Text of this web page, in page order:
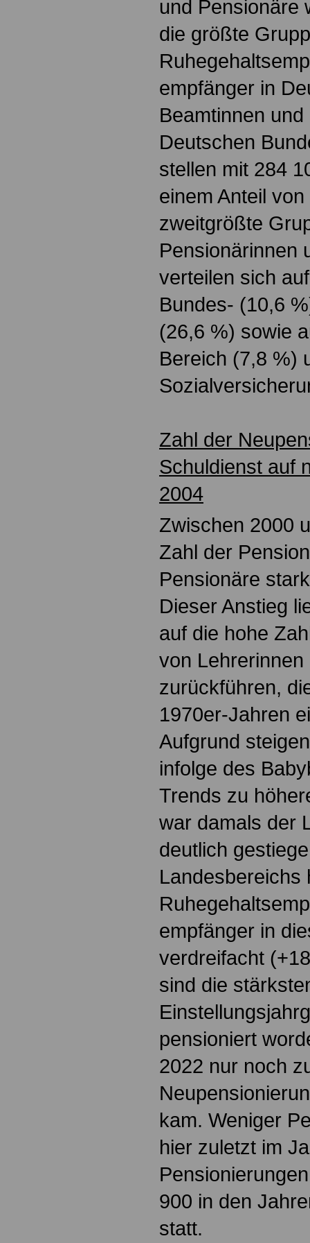
und Pensionäre
die größte
empfänger in
Beamtinnen
Deutschen
stellen mit 284
einem Anteil
zweitgrößte
Pensionärinnen
verteilen sich
Bundes- (10,6
(26,6 %) sowie
Bereich (7,8 %)
Zahl der
Schuldienst auf
2004
Zwischen 2000
Zahl der
Pensionäre
Dieser Anstieg
auf die hohe
von
zurückführen,
1970er-Jahren
Aufgrund
infolge des
Trends zu
war damals der
deutlich
Landesbereichs
empfänger in
verdreifacht
sind die
pensioniert
2022 nur noch
kam. Weniger
hier zuletzt im
900 in den
statt.